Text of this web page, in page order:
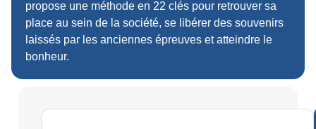
propose une méthode en 22 clés pour retrouver sa
place au sein de la société, se libérer des souvenirs
laissés par les anciennes épreuves et atteindre le
bonheur.